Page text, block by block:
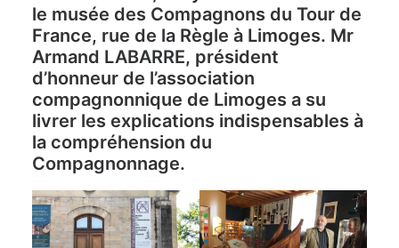
le musée des Compagnons du Tour de
France, rue de la Règle à Limoges. Mr
Armand LABARRE, président
d’honneur de l’association
compagnonnique de Limoges a su
livrer les explications indispensables à
la compréhension du
Compagnonnage.